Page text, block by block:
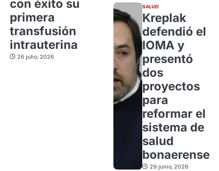
con éxito su
primera
transfusión
intrauterina
26 julio, 2026
SALUD
Kreplak
defendió el
IOMA y
presentó
dos
proyectos
para
reformar el
sistema de
salud
bonaerense
29 junio, 2026